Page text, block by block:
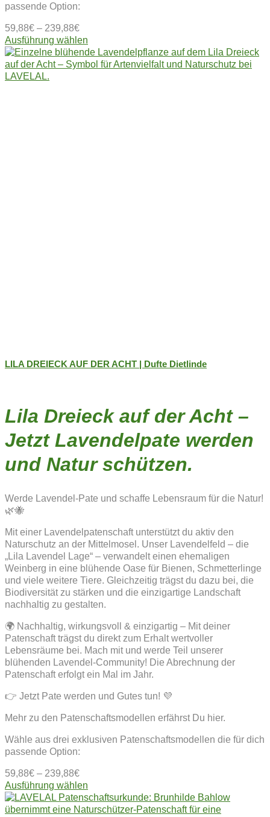
passende Option:
59,88€ – 239,88€
Ausführung wählen
Produkt
weist
LILA DREIECK AUF DER ACHT | Dufte Dietlinde
Lila Dreieck auf der Acht –
Jetzt Lavendelpate werden
und Natur schützen.
Werde Lavendel-Pate und schaffe Lebensraum für die Natur!
🌿🐝
Mit einer Lavendelpatenschaft unterstützt du aktiv den
Naturschutz an der Mittelmosel. Unser Lavendelfeld – die
„Lila Lavendel Lage“ – verwandelt einen ehemaligen
Weinberg in eine blühende Oase für Bienen, Schmetterlinge
und viele weitere Tiere. Gleichzeitig trägst du dazu bei, die
Biodiversität zu stärken und die einzigartige Landschaft
nachhaltig zu gestalten.
🌍 Nachhaltig, wirkungsvoll & einzigartig – Mit deiner
Patenschaft trägst du direkt zum Erhalt wertvoller
Lebensräume bei. Mach mit und werde Teil unserer
blühenden Lavendel-Community! Die Abrechnung der
Patenschaft erfolgt ein Mal im Jahr.
👉 Jetzt Pate werden und Gutes tun! 💜
Mehr zu den Patenschaftsmodellen erfährst Du hier.
Wähle aus drei exklusiven Patenschaftsmodellen die für dich
passende Option:
59,88€ – 239,88€
Ausführung wählen
Produkt
weist